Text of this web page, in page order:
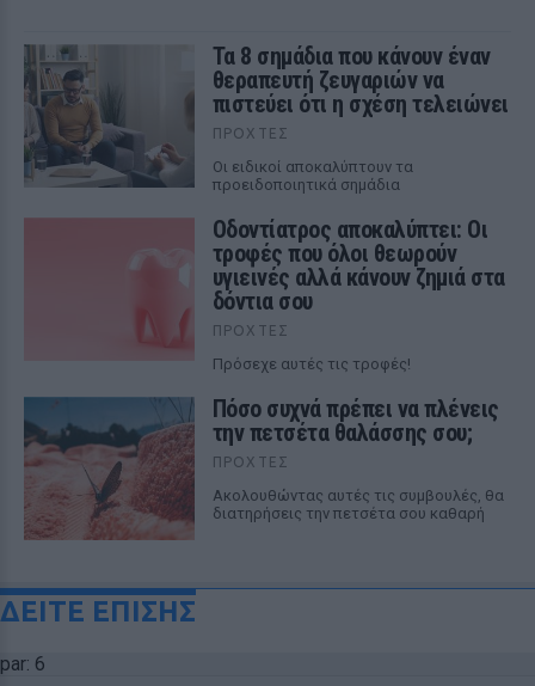
Τα 8 σημάδια που κάνουν έναν
θεραπευτή ζευγαριών να
πιστεύει ότι η σχέση τελειώνει
ΠΡΟΧΤΈΣ
Οι ειδικοί αποκαλύπτουν τα
προειδοποιητικά σημάδια
Οδοντίατρος αποκαλύπτει: Οι
τροφές που όλοι θεωρούν
υγιεινές αλλά κάνουν ζημιά στα
δόντια σου
ΠΡΟΧΤΈΣ
Πρόσεχε αυτές τις τροφές!
Πόσο συχνά πρέπει να πλένεις
την πετσέτα θαλάσσης σου;
ΠΡΟΧΤΈΣ
Ακολουθώντας αυτές τις συμβουλές, θα
διατηρήσεις την πετσέτα σου καθαρή
ΔΕΙΤΕ ΕΠΙΣΗΣ
par: 6